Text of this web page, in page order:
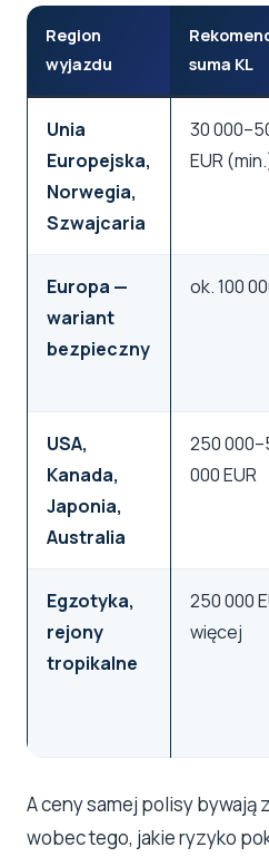
Region
wyjazdu
suma KL
Unia
Europejska,
Norwegia,
Szwajcaria
30
EUR
Europa —
wariant
bezpieczny
ok. 100
USA,
Kanada,
Japonia,
Australia
250
000 EUR
Egzotyka,
rejony
tropikalne
250 000
więcej
A ceny samej polisy bywają
wobec tego, jakie ryzyko